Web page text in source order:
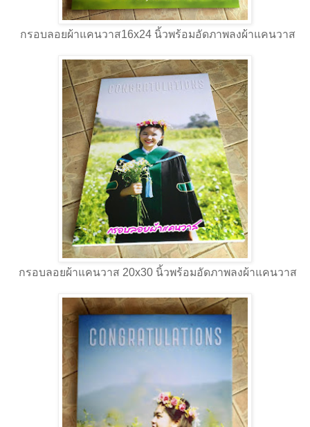
กรอบลอยผ้าแคนวาส16x24 นิ้วพร้อมอัดภาพลงผ้าแคนวาส
กรอบลอยผ้าแคนวาส 20x30 นิ้วพร้อมอัดภาพลงผ้าแคนวาส